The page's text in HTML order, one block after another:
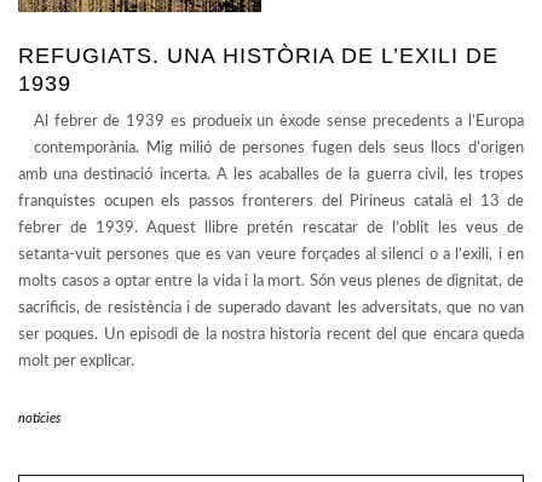
REFUGIATS. UNA HISTÒRIA DE L’EXILI DE
1939
Al febrer de 1939 es produeix un èxode sense precedents a l’Europa
contemporània. Mig milió de persones fugen dels seus llocs d’origen
amb una destinació incerta. A les acaballes de la guerra civil, les tropes
franquistes ocupen els passos fronterers del Pirineus català el 13 de
febrer de 1939. Aquest llibre pretén rescatar de l’oblit les veus de
setanta-vuit persones que es van veure forçades al silenci o a l’exili, i en
molts casos a optar entre la vida i la mort. Són veus plenes de dignitat, de
sacrificis, de resistència i de superado davant les adversitats, que no van
ser poques. Un episodi de la nostra historia recent del que encara queda
molt per explicar.
noticies